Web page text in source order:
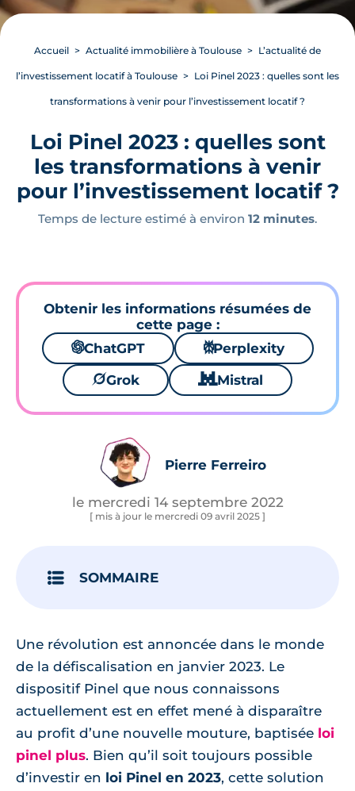
Accueil Actualité immobilière à Toulouse L’actualité de
l’investissement locatif à Toulouse Loi Pinel 2023 : quelles sont les
transformations à venir pour l’investissement locatif ?
Loi Pinel 2023 : quelles sont
les transformations à venir
pour l’investissement locatif ?
Temps de lecture estimé à environ 12 minutes.
Obtenir les informations résumées de
cette page :
🌌ChatGPT ⚙Perplexity
🪐Grok 🐱 Mistral
Pierre Ferreiro
le mercredi 14 septembre 2022
[ mis à jour le mercredi 09 avril 2025 ]
SOMMAIRE
Une révolution est annoncée dans le monde
de la défiscalisation en janvier 2023. Le
dispositif Pinel que nous connaissons
actuellement est en effet mené à disparaître
au profit d’une nouvelle mouture, baptisée loi
pinel plus. Bien qu’il soit toujours possible
d’investir en loi Pinel en 2023, cette solution